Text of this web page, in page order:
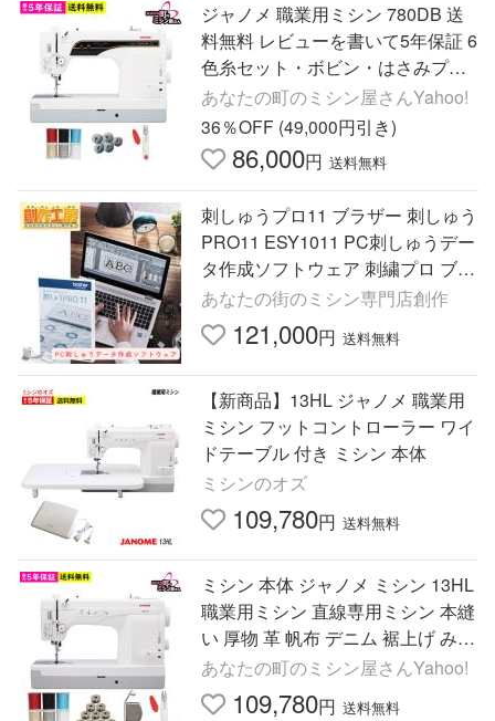
ジャノメ 職業用ミシン 780DB 送
料無料 レビューを書いて5年保証 6
色糸セット・ボビン・はさみプレ
ゼント 爆買
あなたの町のミシン屋さんYahoo!
36％OFF (49,000円引き)
86,000円 送料無料
刺しゅうプロ11 ブラザー 刺しゅう
PRO11 ESY1011 PC刺しゅうデー
タ作成ソフトウェア 刺繍プロ ブラ
ザー 刺しゅうミシン用 刺繍 オリ
ジナル刺しゅう 爆買
あなたの街のミシン専門店創作
121,000円 送料無料
【新商品】13HL ジャノメ 職業用
ミシン フットコントローラー ワイ
ドテーブル 付き ミシン 本体
ミシンのオズ
109,780円 送料無料
ミシン 本体 ジャノメ ミシン 13HL
職業用ミシン 直線専用ミシン 本縫
い 厚物 革 帆布 デニム 裾上げ みし
ん 蛇の目 爆買
あなたの町のミシン屋さんYahoo!
109,780円 送料無料